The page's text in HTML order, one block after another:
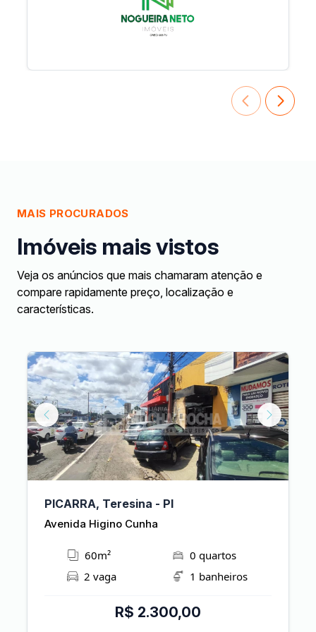
MAIS PROCURADOS
Imóveis mais vistos
Veja os anúncios que mais chamaram atenção e
compare rapidamente preço, localização e
características.
Previous Next
PICARRA, Teresina - PI
Avenida Higino Cunha
60m²
0 quartos
2 vaga
1 banheiros
R$ 2.300,00